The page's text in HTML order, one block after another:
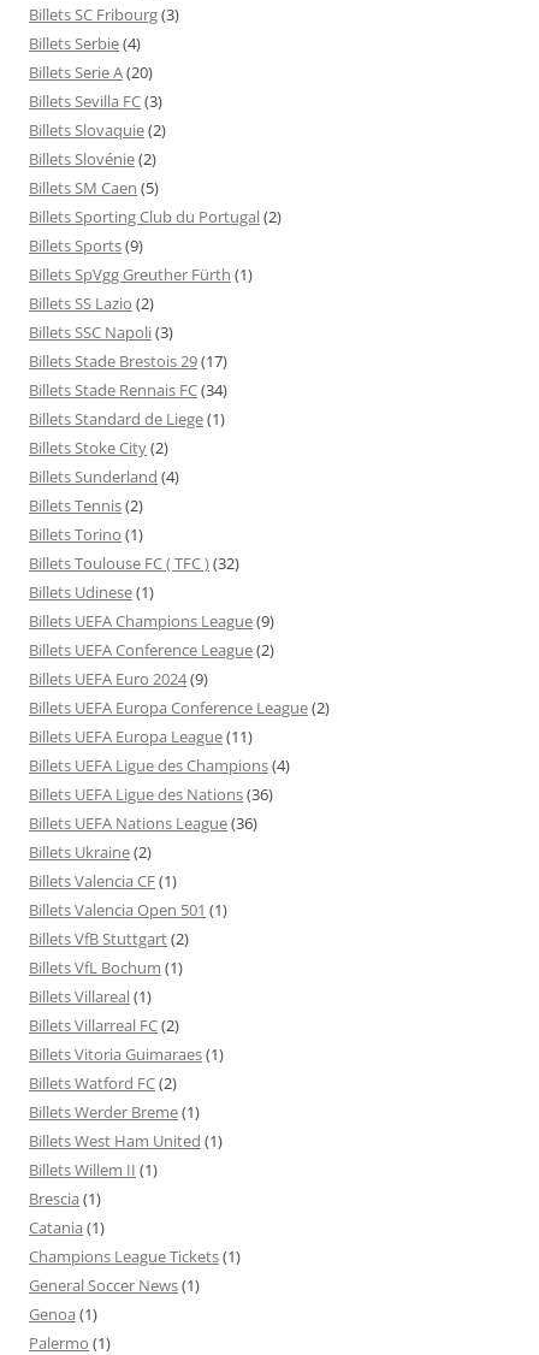
Billets SC Fribourg(3)
Billets Serbie(4)
Billets Serie A(20)
Billets Sevilla FC(3)
Billets Slovaquie(2)
Billets Slovénie(2)
Billets SM Caen (5)
Billets Sporting Club du Portugal(2)
Billets Sports(9)
Billets SpVgg Greuther Fürth (1)
Billets SS Lazio (2)
Billets SSC Napoli(3)
Billets Stade Brestois 29(17)
Billets Stade Rennais FC(34)
Billets Standard de Liege(1)
Billets Stoke City(2)
Billets Sunderland (4)
Billets Tennis(2)
Billets Torino (1)
Billets Toulouse FC ( TFC )(32)
Billets Udinese(1)
Billets UEFA Champions League(9)
Billets UEFA Conference League(2)
Billets UEFA Euro 2024(9)
Billets UEFA Europa Conference League(2)
Billets UEFA Europa League(11)
Billets UEFA Ligue des Champions(4)
Billets UEFA Ligue des Nations(36)
Billets UEFA Nations League(36)
Billets Ukraine(2)
Billets Valencia CF(1)
Billets Valencia Open 501 (1)
Billets VfB Stuttgart(2)
Billets VfL Bochum (1)
Billets Villareal(1)
Billets Villarreal FC(2)
Billets Vitoria Guimaraes(1)
Billets Watford FC(2)
Billets Werder Breme(1)
Billets West Ham United (1)
Billets Willem II (1)
Brescia (1)
Catania (1)
Champions League Tickets(1)
General Soccer News(1)
Genoa (1)
Palermo (1)